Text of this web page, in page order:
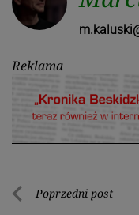
Reklama
Nawigacja
Poprzedni post